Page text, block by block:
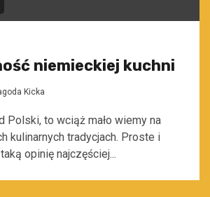
niemieckiej kuchni
Kicka
Polski, to wciąż mało wiemy na
kulinarnych tradycjach. Proste i
opinię najczęściej...